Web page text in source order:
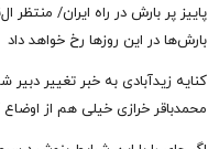
پاییز پر بارش در راه ایران/ منتظر
بارش‌ها در این روزها رخ خواهد داد
کنایه زیدآبادی به خبر تغییر دبیر
محمدباقر خرازی خیلی هم از
هستیم که بی‌خبریم